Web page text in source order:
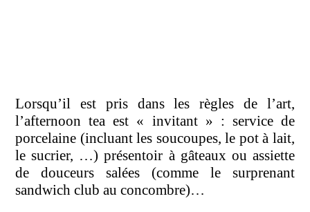
Lorsqu’il est pris dans les règles de l’art,
l’afternoon tea est « invitant » : service de
porcelaine (incluant les soucoupes, le pot à lait,
le sucrier, …) présentoir à gâteaux ou assiette
de douceurs salées (comme le surprenant
sandwich club au concombre)…